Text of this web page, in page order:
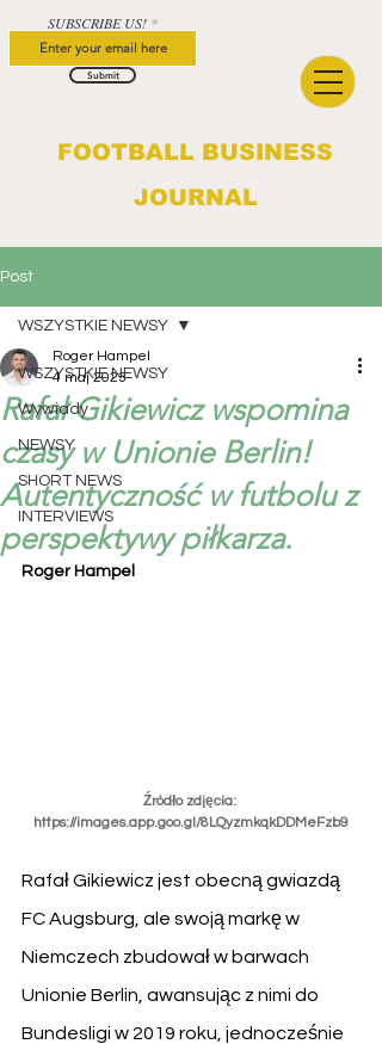
FOOTBALL BUSINESS
JOURNAL
SUBSCRIBE US!
Submit
Post
WSZYSTKIE NEWSY
Wywiady
NEWSY
SHORT NEWS
INTERVIEWS
WSZYSTKIE NEWSY
Rafał Gikiewicz wspomina
czasy w Unionie Berlin!
Autentyczność w futbolu z
perspektywy piłkarza.
Roger Hampel
4 maj 2023
Roger Hampel
Źródło zdjęcia:
https://images.app.goo.gl/8LQyzmkqkDDMeFzb9
Rafał Gikiewicz jest obecną gwiazdą
FC Augsburg, ale swoją markę w
Niemczech zbudował w barwach
Unionie Berlin, awansując z nimi do
Bundesligi w 2019 roku, jednocześnie